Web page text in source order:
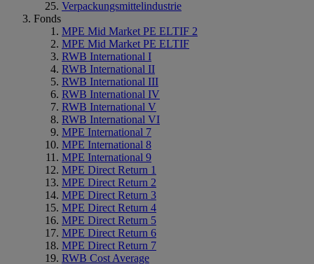
Verpackungsmittelindustrie
Fonds
MPE Mid Market PE ELTIF 2
MPE Mid Market PE ELTIF
RWB International I
RWB International II
RWB International III
RWB International IV
RWB International V
RWB International VI
MPE International 7
MPE International 8
MPE International 9
MPE Direct Return 1
MPE Direct Return 2
MPE Direct Return 3
MPE Direct Return 4
MPE Direct Return 5
MPE Direct Return 6
MPE Direct Return 7
RWB Cost Average